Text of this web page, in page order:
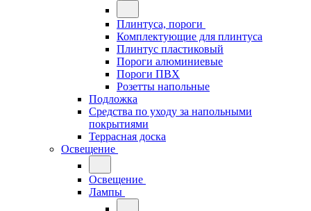
Плинтуса, пороги
Комплектующие для плинтуса
Плинтус пластиковый
Пороги алюминиевые
Пороги ПВХ
Розетты напольные
Подложка
Средства по уходу за напольными
покрытиями
Террасная доска
Освещение
Освещение
Лампы